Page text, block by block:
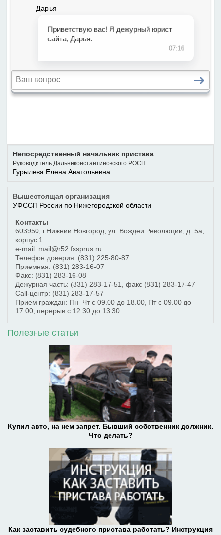
Непосредственный начальник пристава
Руководитель Дальнеконстантиновского РОСП
Гурылева Елена Анатольевна
Вышестоящая организация
УФССП России по Нижегородской области
Контакты
603950 г.Нижний Новгород ул. Вождей Революции, д. 5а,
корпус 1
e-mail: mail@r52.fssprus.ru
Телефон доверия: (831) 225-80-87
Приемная: (831) 283-16-07
Факс: (831) 283-16-08
Дежурная часть: (831) 283-17-51 , факс (831) 283-17-47
Call-центр: (831) 283-17-57
Прием граждан: Пн–Чт с 09.00 до 18.00, Пт с 09.00 до
17.00, перерыв с 12.30 до 13.30
Полезные статьи
Купил авто, на нем запрет. Бывший собственник должник.
Что делать?
Как заставить судебного пристава работать? Инструкция